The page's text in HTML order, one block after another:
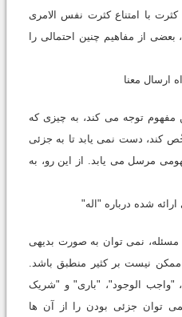
کثرت با امتناع کثرت نفس الامری
بعضی از مفاهیم چنین احتمالی را
مفهوم توجه می کند، به چیزی که
کند، دست نمی یابد تا به جزئی
مرسل می یابد. از این رو، به
شده درباره "اله"
مسئله، نمی توان به صورت بدیهی
نیست بر کثیر منطبق باشد.
"واجب الوجود"، "باری" و "شریک
توان جزئی بودن را از آن ها